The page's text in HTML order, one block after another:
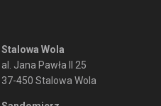
Stalowa Wola
al. Jana Pawła II 25
37-450 Stalowa Wola